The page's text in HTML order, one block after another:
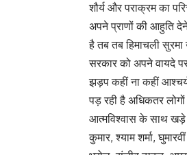
शौर्य और पराक्रम का
अपने प्राणों की आहुति
है तब तब हिमाचली
सरकार को अपने वायदे
झड़प कहीं ना कहीं
पड़ रही है अधिकतर
आत्मविश्वास के साथ खड़े
कुमार, श्याम शर्मा,